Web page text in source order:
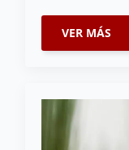
VER MÁS